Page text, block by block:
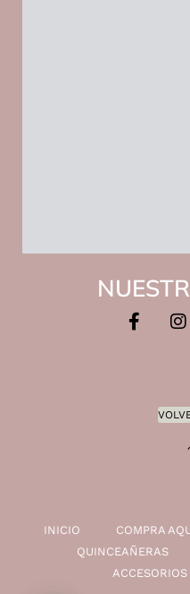
INICIO COMPRA
QUINCEAÑERAS
ACCESORIOS